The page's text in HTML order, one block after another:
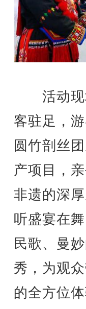
活动现
客驻足，
圆竹剖丝
产项目，
非遗的深
听盛宴在
民歌、曼
秀，为观
的全方位